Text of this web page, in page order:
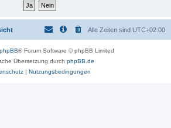
Alle Zeiten sind UTC+02:00
phpBB® Forum Software © phpBB Limited
Übersetzung durch phpBB.de
| Nutzungsbedingungen